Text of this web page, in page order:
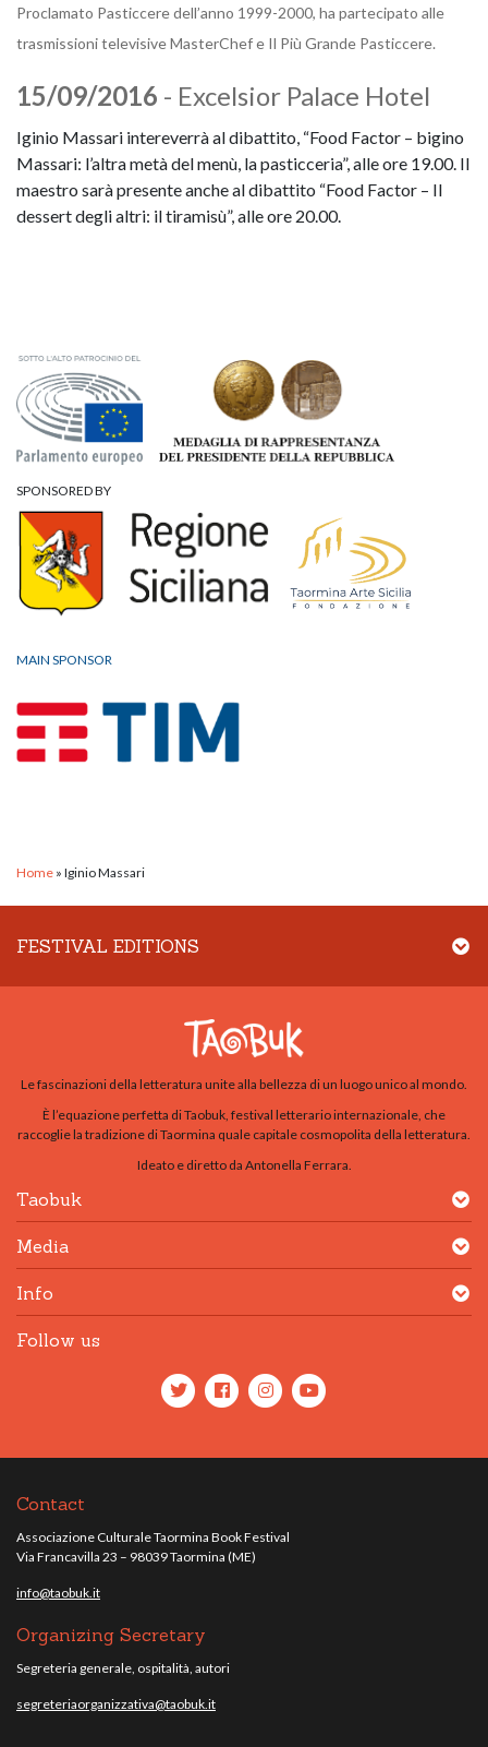
Proclamato Pasticcere dell’anno 1999-2000, ha partecipato alle
trasmissioni televisive MasterChef e Il Più Grande Pasticcere.
15/09/2016 - Excelsior Palace Hotel
Iginio Massari intereverrà al dibattito, “Food Factor – bigino
Massari: l’altra metà del menù, la pasticceria”, alle ore 19.00. Il
maestro sarà presente anche al dibattito “Food Factor – Il
dessert degli altri: il tiramisù”, alle ore 20.00.
SPONSORED BY
MAIN SPONSOR
Home » Iginio Massari
FESTIVAL EDITIONS
Le fascinazioni della letteratura unite alla bellezza di un luogo unico al mondo.
È l’equazione perfetta di Taobuk, festival letterario internazionale, che
raccoglie la tradizione di Taormina quale capitale cosmopolita della letteratura.
Ideato e diretto da Antonella Ferrara.
Taobuk
Media
Info
Follow us
Contact
Associazione Culturale Taormina Book Festival
Via Francavilla 23 – 98039 Taormina (ME)
info@taobuk.it
Organizing Secretary
Segreteria generale, ospitalità, autori
segreteriaorganizzativa@taobuk.it